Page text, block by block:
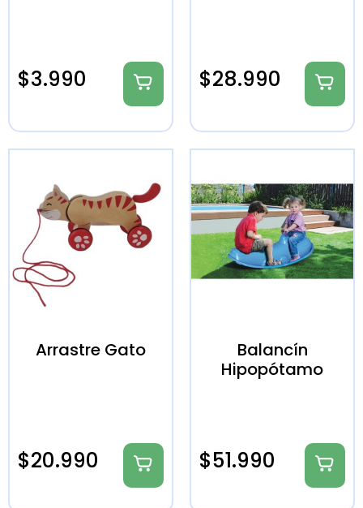
$3.990 $28.990
Arrastre Gato
$20.990
Balancín
Hipopótamo
$51.990